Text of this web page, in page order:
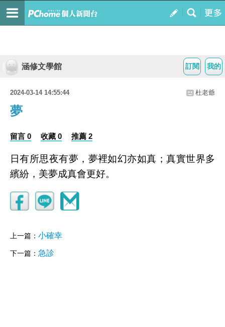
我的
訂閱
涵修文學館
2024-03-14 14:55:44 杜老爺
夢
留言 0 收藏 0 推薦 2
日有所思夜有夢，夢裡如幻亦如真；真實世界多
繽紛，美夢成真會更好。
上一篇： 小確幸
下一篇： 急診